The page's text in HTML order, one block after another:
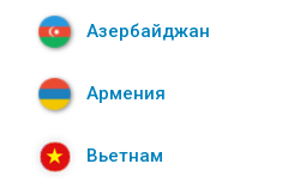
Азербайджан
Армения
Вьетнам